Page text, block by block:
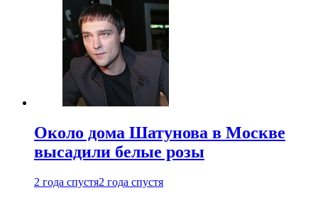
Около дома Шатунова в Москве
высадили белые розы
2 года спустя2 года спустя